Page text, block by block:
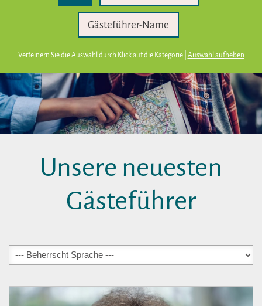
Gästeführer-Name
Verfeinern Sie die Auswahl durch Klick auf die Kategorie | Auswahl aufheben
Unsere neuesten
Gästeführer